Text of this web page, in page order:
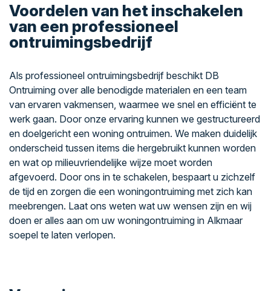
Voordelen van het inschakelen
van een professioneel
ontruimingsbedrijf
Als professioneel ontruimingsbedrijf beschikt DB
Ontruiming over alle benodigde materialen en een team
van ervaren vakmensen, waarmee we snel en efficiënt te
werk gaan. Door onze ervaring kunnen we gestructureerd
en doelgericht een woning ontruimen. We maken duidelijk
onderscheid tussen items die hergebruikt kunnen worden
en wat op milieuvriendelijke wijze moet worden
afgevoerd. Door ons in te schakelen, bespaart u zichzelf
de tijd en zorgen die een woningontruiming met zich kan
meebrengen. Laat ons weten wat uw wensen zijn en wij
doen er alles aan om uw woningontruiming in Alkmaar
soepel te laten verlopen.